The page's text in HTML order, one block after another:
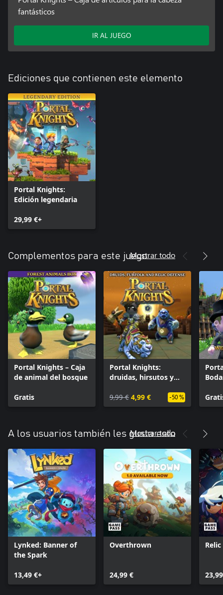
fantásticos
IR AL JUEGO
Ediciones que contienen este elemento
Portal Knights:
Edición legendaria
29,99 €+
Complementos para este juegoMostrar todo
Portal Knights – Caja
de animal del bosque
Gratis
Portal Knights:
druidas, hirsutos y
9,99 € 4,99 € -50 %
A los usuarios también les gusta esto
Mostrar todo
Lynked: Banner of
the Spark
13,49 €+
Overthrown
24,99 €